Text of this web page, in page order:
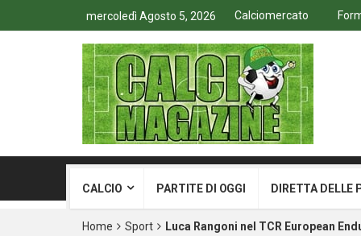
mercoledì Agosto 5, 2026 Calciomercato
CALCIO PARTITE DI OGGI DIRETTA DELLE
Home Sport Luca Rangoni nel TCR European